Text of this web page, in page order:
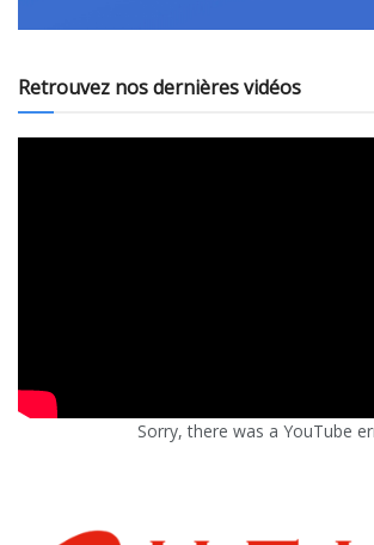
Retrouvez nos dernières vidéos
Sorry, there was a YouTube